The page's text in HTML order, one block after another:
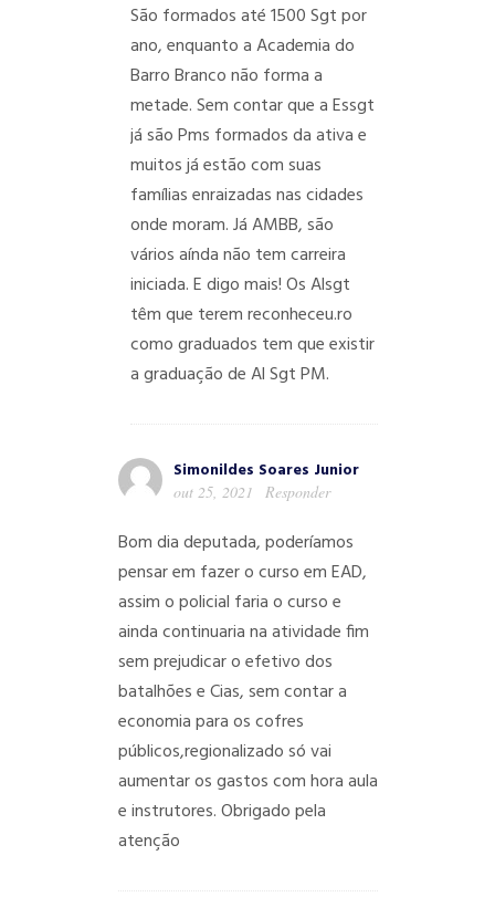
São formados até 1500 Sgt por
ano, enquanto a Academia do
Barro Branco não forma a
metade.Sem contar que a Essgt
já são Pms formados da ativa e
muitos já estão com suas
famílias enraizadas nas cidades
onde moram.Já AMBB, são
vários aínda não tem carreira
iniciada.E digo mais!Os Alsgt
têm que terem reconheceu.ro
como graduados tem que existir
a graduação de Al Sgt PM.
Simonildes Soares Junior
out 25, 2021 Responder
Bom dia deputada, poderíamos
pensar em fazer o curso em EAD,
assim o policial faria o curso e
ainda continuaria na atividade fim
sem prejudicar o efetivo dos
batalhões e Cias, sem contar a
economia para os cofres
públicos,regionalizado só vai
aumentar os gastos com hora aula
e instrutores. Obrigado pela
atenção